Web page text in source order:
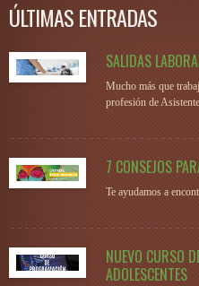
ÚLTIMAS ENTRADAS
SALIDAS
Mucho más que
profesión de
7 CONSEJOS
Te ayudamos a
NUEVO CURSO
ADOLESCENTES